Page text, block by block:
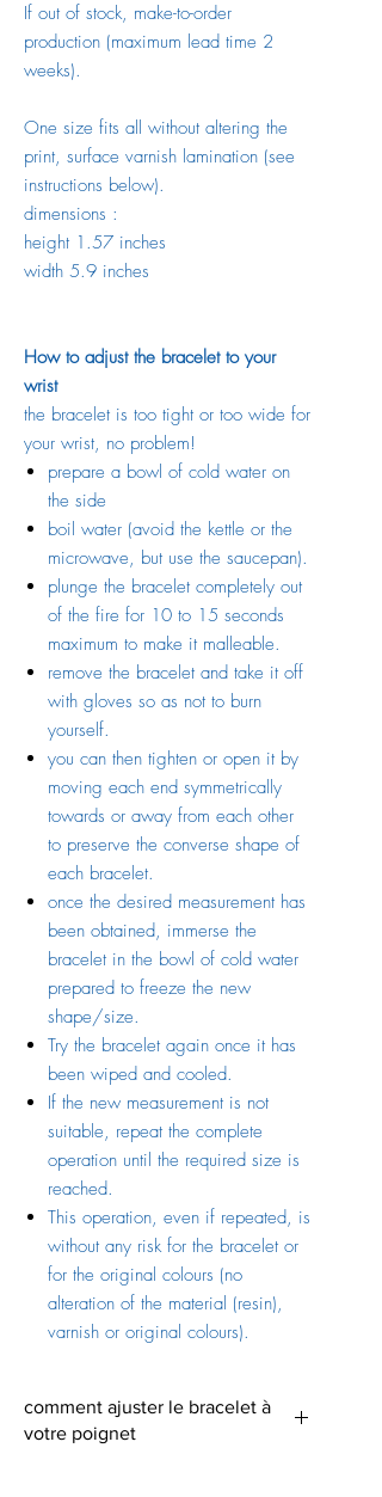
If out of stock, make-to-order
production (maximum lead time 2
weeks).
One size fits all without altering the
print, surface varnish lamination (see
instructions below).
dimensions :
height 1.57 inches
width 5.9 inches
How to adjust the bracelet to your
wrist
the bracelet is too tight or too wide for
your wrist, no problem!
prepare a bowl of cold water on
the side
boil water (avoid the kettle or the
microwave, but use the saucepan).
plunge the bracelet completely out
of the fire for 10 to 15 seconds
maximum to make it malleable.
remove the bracelet and take it off
with gloves so as not to burn
yourself.
you can then tighten or open it by
moving each end symmetrically
towards or away from each other
to preserve the converse shape of
each bracelet.
once the desired measurement has
been obtained, immerse the
bracelet in the bowl of cold water
prepared to freeze the new
shape/size.
Try the bracelet again once it has
been wiped and cooled.
If the new measurement is not
suitable, repeat the complete
operation until the required size is
reached.
This operation, even if repeated, is
without any risk for the bracelet or
for the original colours (no
alteration of the material (resin),
varnish or original colours).
comment ajuster le bracelet à
votre poignet